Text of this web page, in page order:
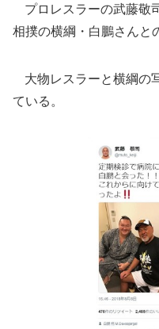
プロレスラーの武藤敬
相撲の横綱・白鵬さんと
大物レスラーと横綱の
ている。